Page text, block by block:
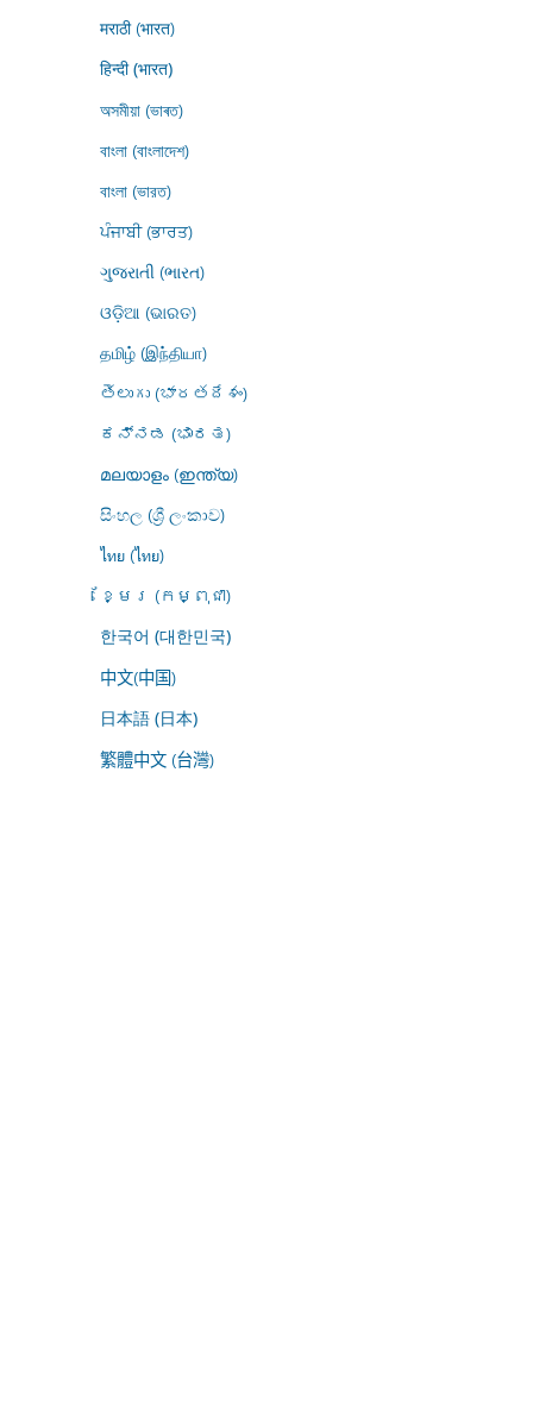
मराठी (भारत)
हिन्दी (भारत)
অসমীয়া (ভাৰত)
বাংলা (বাংলাদেশ)
বাংলা (ভারত)
ਪੰਜਾਬੀ (ਭਾਰਤ)
ગુજરાતી (ભારત)
ଓଡ଼ିଆ (ଭାରତ)
தமிழ் (இந்தியா)
తెలుగు (భారతదేశం)
ಕನ್ನಡ (ಭಾರತ)
മലയാളം (ഇന്ത്യ)
සිංහල (ශ්‍රී ලංකාව)
ไทย (ไทย)
ខ្មែរ (កម្ពុជា)
한국어 (대한민국)
中文(中国)
日本語 (日本)
繁體中文 (台灣)